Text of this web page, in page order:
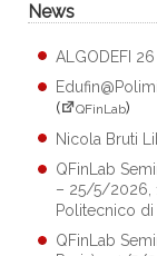
News
ALGODEFI
(
QFinLab)
Nicola Bruti
QFinLab
– 25/5/2026,
Politecnico di
QFinLab